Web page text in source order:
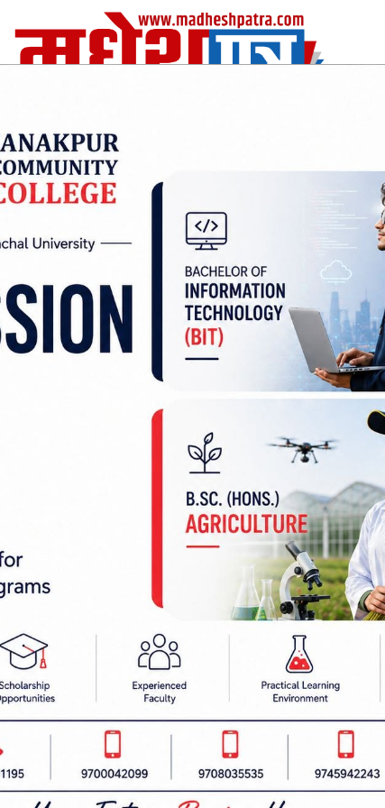
अर्थ/वाणिज शिक्षा
हाम्रो टीम :